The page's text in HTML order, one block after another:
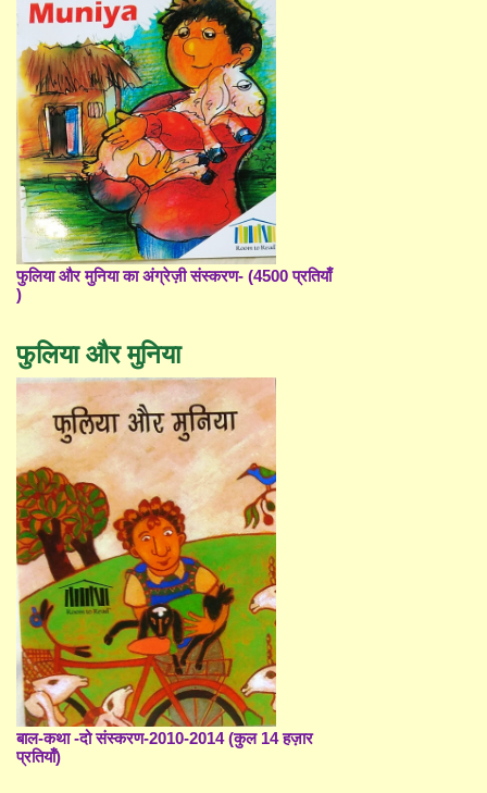
फुलिया और मुनिया का अंग्रेज़ी संस्करण- (4500 प्रतियाँ
)
फुलिया और मुनिया
बाल-कथा -दो संस्करण-2010-2014 (कुल 14 हज़ार
प्रतियाँ)